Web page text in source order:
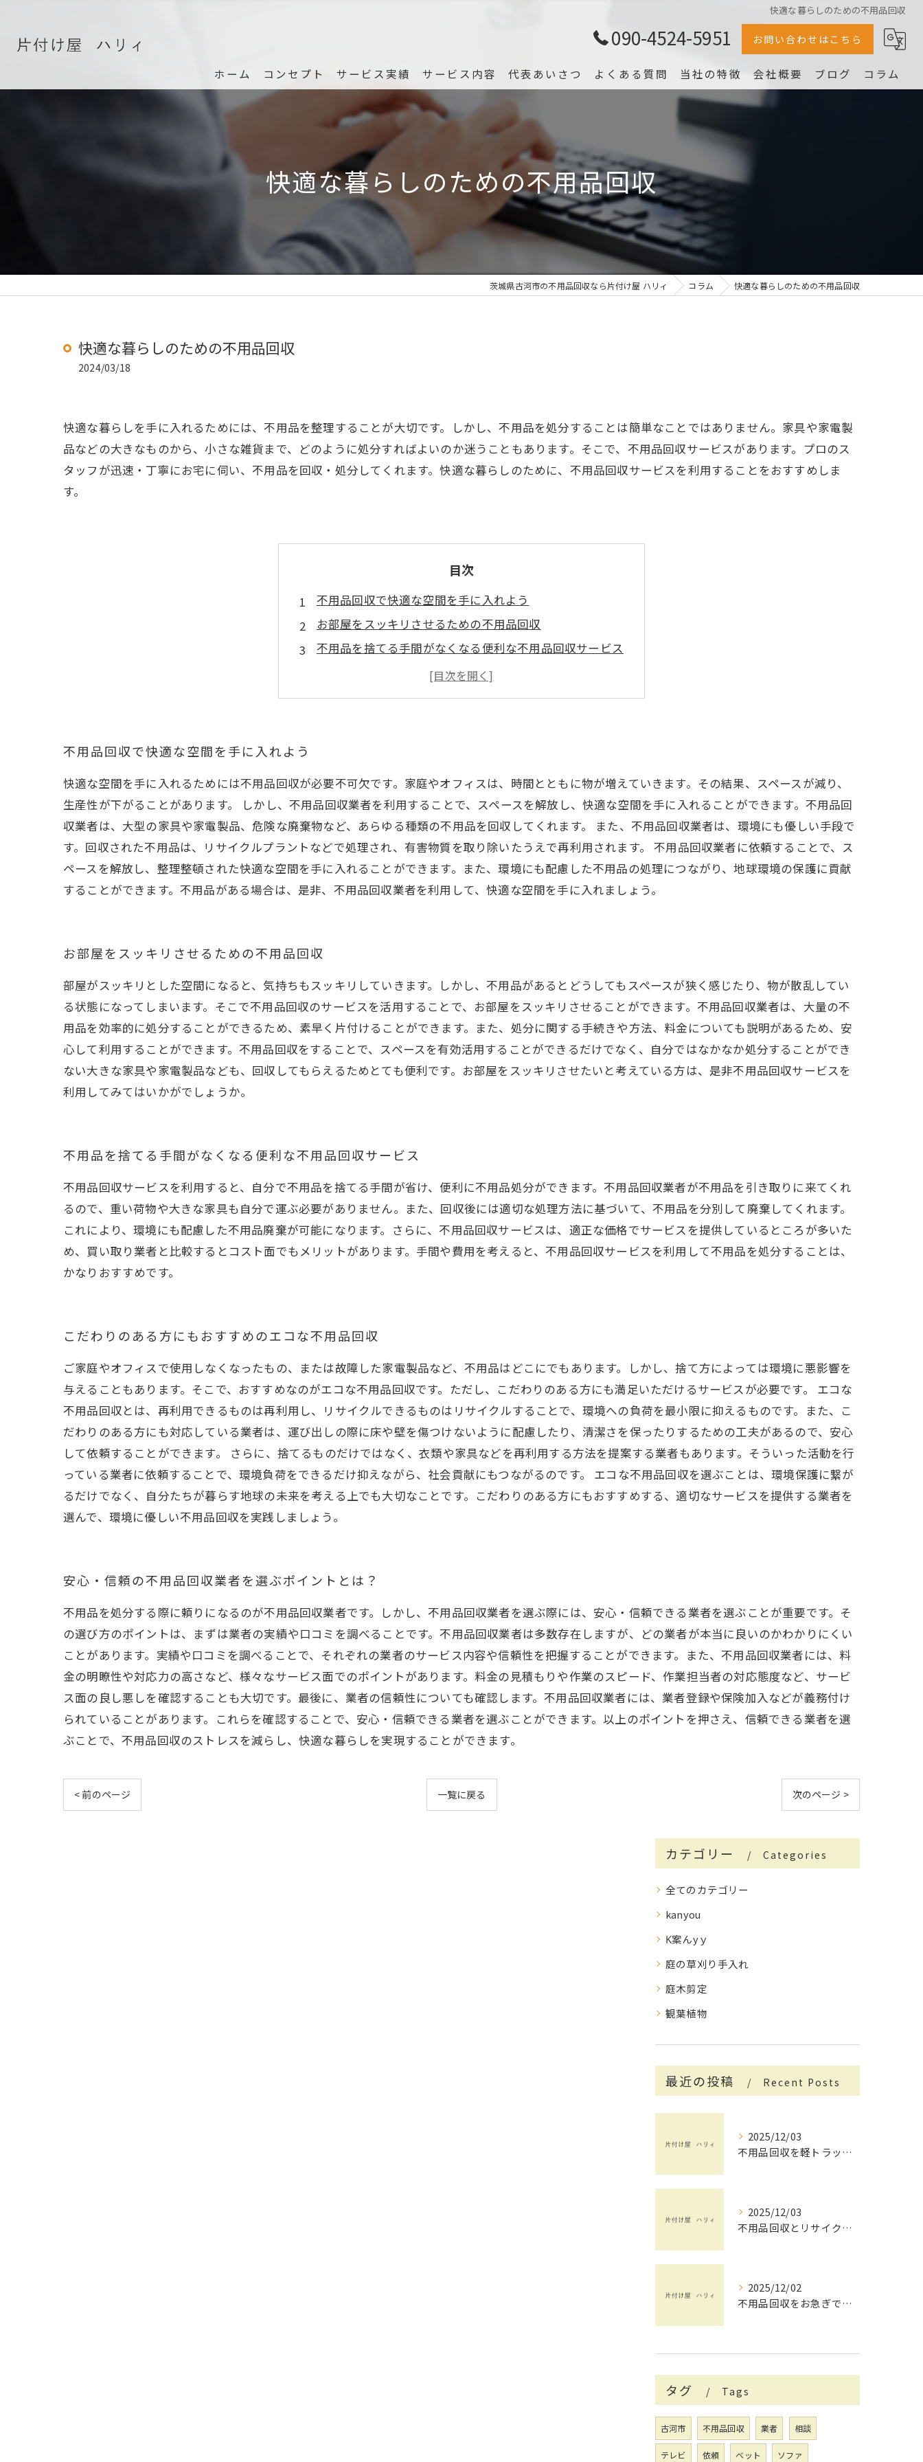
快適な暮らしのための不用品回収
090-4524-5951 お問い合わせはこちら
ホーム コンセプト サービス実績 サービス内容 代表あいさつ よくある質問 当社の特徴
家具
片付け
洗濯機
会社概要 ブログ コラム
快適な暮らしのための不用品回収
茨城県古河市の不用品回収なら片付け屋 ハリィ コラム 快適な暮らしのための不用品回収
快適な暮らしのための不用品回収
2024/03/18
快適な暮らしを手に入れるためには、不用品を整理することが大切です。しかし、不用品を処分することは簡単なことではありません。家具や家電製
品などの大きなものから、小さな雑貨まで、どのように処分すればよいのか迷うこともあります。そこで、不用品回収サービスがあります。プロのス
タッフが迅速・丁寧にお宅に伺い、不用品を回収・処分してくれます。快適な暮らしのために、不用品回収サービスを利用することをおすすめしま
す。
目次
不用品回収で快適な空間を手に入れよう
お部屋をスッキリさせるための不用品回収
不用品を捨てる手間がなくなる便利な不用品回収サービス
こだわりのある方にもおすすめのエコな不用品回収
安心・信頼の不用品回収業者を選ぶポイントとは？
不用品回収で快適な空間を手に入れよう
快適な空間を手に入れるためには不用品回収が必要不可欠です。家庭やオフィスは、時間とともに物が増えていきます。その結果、スペースが減り、
生産性が下がることがあります。 しかし、不用品回収業者を利用することで、スペースを解放し、快適な空間を手に入れることができます。不用品回
収業者は、大型の家具や家電製品、危険な廃棄物など、あらゆる種類の不用品を回収してくれます。 また、不用品回収業者は、環境にも優しい手段で
す。回収された不用品は、リサイクルプラントなどで処理され、有害物質を取り除いたうえで再利用されます。 不用品回収業者に依頼することで、ス
ペースを解放し、整理整頓された快適な空間を手に入れることができます。また、環境にも配慮した不用品の処理につながり、地球環境の保護に貢献
することができます。不用品がある場合は、是非、不用品回収業者を利用して、快適な空間を手に入れましょう。
お部屋をスッキリさせるための不用品回収
部屋がスッキリとした空間になると、気持ちもスッキリしていきます。しかし、不用品があるとどうしてもスペースが狭く感じたり、物が散乱してい
る状態になってしまいます。そこで不用品回収のサービスを活用することで、お部屋をスッキリさせることができます。不用品回収業者は、大量の不
用品を効率的に処分することができるため、素早く片付けることができます。また、処分に関する手続きや方法、料金についても説明があるため、安
心して利用することができます。不用品回収をすることで、スペースを有効活用することができるだけでなく、自分ではなかなか処分することができ
ない大きな家具や家電製品なども、回収してもらえるためとても便利です。お部屋をスッキリさせたいと考えている方は、是非不用品回収サービスを
利用してみてはいかがでしょうか。
不用品を捨てる手間がなくなる便利な不用品回収サービス
不用品回収サービスを利用すると、自分で不用品を捨てる手間が省け、便利に不用品処分ができます。不用品回収業者が不用品を引き取りに来てくれ
るので、重い荷物や大きな家具も自分で運ぶ必要がありません。また、回収後には適切な処理方法に基づいて、不用品を分別して廃棄してくれます。
これにより、環境にも配慮した不用品廃棄が可能になります。さらに、不用品回収サービスは、適正な価格でサービスを提供しているところが多いた
め、買い取り業者と比較するとコスト面でもメリットがあります。手間や費用を考えると、不用品回収サービスを利用して不用品を処分することは、
かなりおすすめです。
こだわりのある方にもおすすめのエコな不用品回収
ご家庭やオフィスで使用しなくなったもの、または故障した家電製品など、不用品はどこにでもあります。しかし、捨て方によっては環境に悪影響を
与えることもあります。そこで、おすすめなのがエコな不用品回収です。ただし、こだわりのある方にも満足いただけるサービスが必要です。 エコな
不用品回収とは、再利用できるものは再利用し、リサイクルできるものはリサイクルすることで、環境への負荷を最小限に抑えるものです。また、こ
だわりのある方にも対応している業者は、運び出しの際に床や壁を傷つけないように配慮したり、清潔さを保ったりするための工夫があるので、安心
して依頼することができます。 さらに、捨てるものだけではなく、衣類や家具などを再利用する方法を提案する業者もあります。そういった活動を行
っている業者に依頼することで、環境負荷をできるだけ抑えながら、社会貢献にもつながるのです。 エコな不用品回収を選ぶことは、環境保護に繋が
るだけでなく、自分たちが暮らす地球の未来を考える上でも大切なことです。こだわりのある方にもおすすめする、適切なサービスを提供する業者を
選んで、環境に優しい不用品回収を実践しましょう。
安心・信頼の不用品回収業者を選ぶポイントとは？
不用品を処分する際に頼りになるのが不用品回収業者です。しかし、不用品回収業者を選ぶ際には、安心・信頼できる業者を選ぶことが重要です。そ
の選び方のポイントは、まずは業者の実績や口コミを調べることです。不用品回収業者は多数存在しますが、どの業者が本当に良いのかわかりにくい
ことがあります。実績や口コミを調べることで、それぞれの業者のサービス内容や信頼性を把握することができます。また、不用品回収業者には、料
金の明瞭性や対応力の高さなど、様々なサービス面でのポイントがあります。料金の見積もりや作業のスピード、作業担当者の対応態度など、サービ
ス面の良し悪しを確認することも大切です。最後に、業者の信頼性についても確認します。不用品回収業者には、業者登録や保険加入などが義務付け
られていることがあります。これらを確認することで、安心・信頼できる業者を選ぶことができます。以上のポイントを押さえ、信頼できる業者を選
ぶことで、不用品回収のストレスを減らし、快適な暮らしを実現することができます。
< 前のページ 一覧に戻る 次のページ >
カテゴリー Categories
全てのカテゴリー
kanyou
K案んyｙ
庭の草刈り手入れ
庭木剪定
観葉植物
最近の投稿 Recent Posts
2025/12/03
不用品回収を軽トラックで賢く活用する茨城県で手間と費用を抑えるコツ
2025/12/03
不用品回収とリサイクルを茨城県で安心して依頼するためのチェックポイント
2025/12/02
不用品回収をお急ぎで依頼したい方へ茨城県で失敗しない業者選びと即日対応のポイント
タグ Tags
古河市 不用品回収 業者 相談
テレビ 依頼 ベット ソファ